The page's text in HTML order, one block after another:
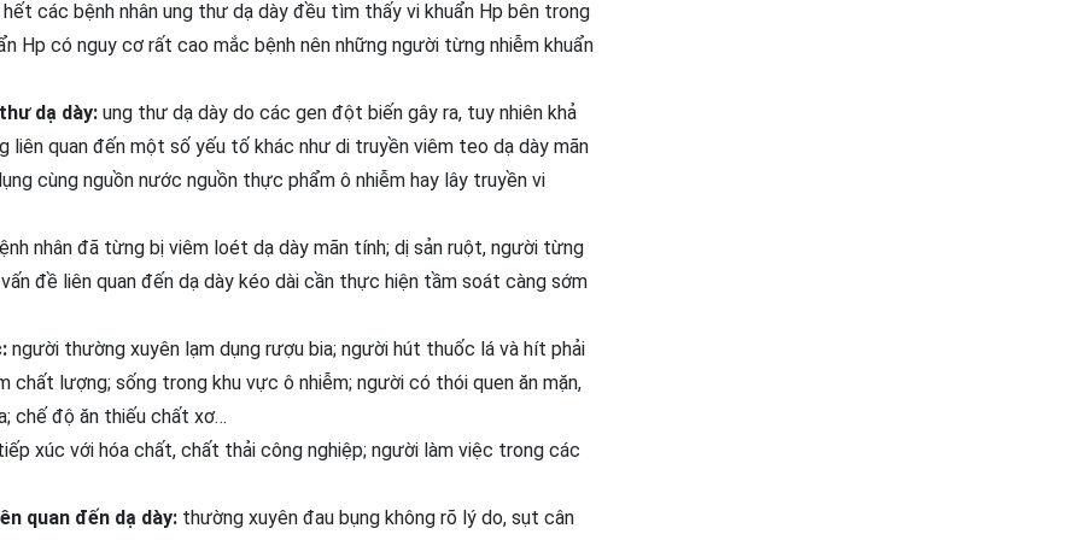
các bệnh nhân ung thư dạ dày đều tìm thấy vi khuẩn Hp bên trong
Hp có nguy cơ rất cao mắc bệnh nên những người từng nhiễm khuẩn
dạ dày: ung thư dạ dày do các gen đột biến gây ra, tuy nhiên khả
quan đến một số yếu tố khác như di truyền viêm teo dạ dày mãn
cùng nguồn nước nguồn thực phẩm ô nhiễm hay lây truyền vi
nhân đã từng bị viêm loét dạ dày mãn tính; dị sản ruột, người từng
đề liên quan đến dạ dày kéo dài cần thực hiện tầm soát càng sớm
người thường xuyên lạm dụng rượu bia; người hút thuốc lá và hít phải
lượng; sống trong khu vực ô nhiễm; người có thói quen ăn mặn,
chế độ ăn thiếu chất xơ…
xúc với hóa chất, chất thải công nghiệp; người làm việc trong các
quan đến dạ dày: thường xuyên đau bụng không rõ lý do, sụt cân